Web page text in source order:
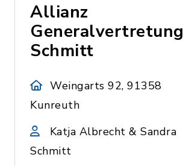
Allianz
Generalvertretung
Schmitt
Weingarts 92, 91358
Kunreuth
Katja Albrecht & Sandra
Schmitt